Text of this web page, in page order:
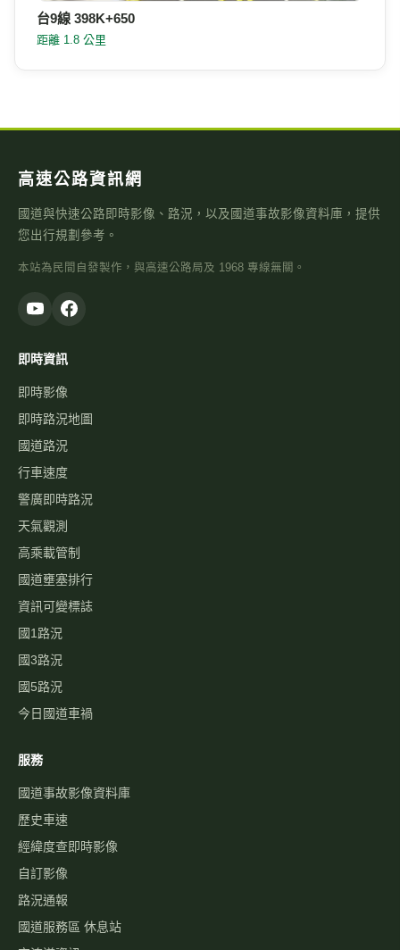
台9線 398K+650
距離 1.8 公里
高速公路資訊網
國道與快速公路即時影像、路況，以及國道事故影像資料庫，提供
您出行規劃參考。
本站為民間自發製作，與高速公路局及 1968 專線無關。
即時資訊
即時影像
即時路況地圖
國道路況
行車速度
警廣即時路況
天氣觀測
高乘載管制
國道壅塞排行
資訊可變標誌
國1路況
國3路況
國5路況
今日國道車禍
服務
國道事故影像資料庫
歷史車速
經緯度查即時影像
自訂影像
路況通報
國道服務區 休息站